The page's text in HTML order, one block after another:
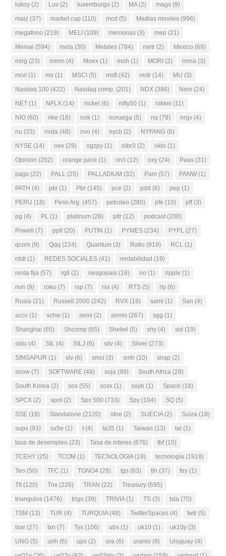
lukoy (2) Luv (2) luxemburgo (2) MA(2) mags (9)
maiz (37) market cap (110) mcd (5) Medias moviles (996)
megafono (219) MELI (109) memorias (3) mep (21)
Merval (594) meta (30) Metales (784) metr (2) Mexico (69)
mirg (23) mmm (4) Moex (1) moh (1) MORI (2) mrna (3)
mrvl (1) ms (1) MSCI (5) msft (42) mstr (14) MU (3)
Nasdaq 100 (422) Nasdaq comp. (201) NDX (388) Nem (24)
NET (1) NFLX (14) nickel (6) nifty50 (1) nikkei (11)
NIO (60) nke (16) nok (1) noruega (5) nq (79) nrgv (4)
nu (33) nvda (48) nvo (4) nycb (2) NYFANG (6)
NYSE (14) oex (29) ogzpy (1) oibr3 (2) oklo (1)
Opinion (202) orange juice (1) orcl (12) oxy (24) Paas (31)
pags (22) PALL (25) PALLADIUM (32) Pam (57) PANW (1)
PATH (4) pbi (1) Pbr (145) pce (2) pdd (6) pep (1)
PERU (18) Peso Arg. (457) petroleo (280) pfe (10) pff(3)
pg (4) PL (1) platinum (28) pltr (12) podcast (200)
Powell (7) pplt (20) PUTIN (1) PYMES (234) PYPL (27)
qcom (9) Qqq (224) Quantum (3) Ratio (919) RCL (1)
rddt (1) REDES SOCIALES (41) rentabilidad (19)
renta fija (57) rgti (2) riesgopais (18) rio (1) ripple (1)
rivn (9) roku (7) rsp (7) rsx (4) RTS (5) rty (6)
Rusia (21) Russell 2000 (242) RVX (18) sami (1) San (4)
scco (1) schw (1) semi (2) semis (267) sgg (1)
Shanghai (65) Shcomp (65) Shekel (5) shy (4) sid (19)
sidu (4) SIL (4) SILJ (6) silv (4) Silver (273)
SINGAPUR (1) slv (6) smci (3) smh (10) snap (2)
snow (7) SOFTWARE (48) soja (99) South Africa (28)
South Korea (2) sox (55) soxx (1) soyb (1) Space (18)
SPCX (2) spot (2) Spx 500 (733) Spy (104) SQ (5)
SSE (18) Standalone (2120) stne (2) SUECIA(2) Suiza (18)
supv (93) sx5e (1) t (4) ta35 (1) Taiwan (13) tal (1)
tasa de desempleo (23) Tasa de interes (676) tbf(15)
TCEHY (25) TCOM (1) TECNOLOGIA(19) tecnología (1918)
Teo (50) TFC (1) TGNO4 (28) tgs (63) tlh (37) tlry (1)
Tlt (120) Tnx (226) TRAN (22) Treasury (695)
triangulos (1476) trigo (39) TRIVIA(1) TS (3) tsla (70)
TSM (13) TUR (4) TURQUIA(48) TwitterSpaces (4) twtr (5)
txar (27) txn (7) Tyx (106) ubs (1) uk10 (1) uk10y (3)
UNG (5) unh (6) ups (2) ura (6) uranio (9) Uruguay (4)